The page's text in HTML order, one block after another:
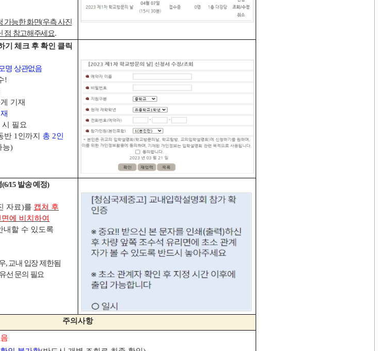
가능한 화면(우측 사진
점 참고해주세요.
기 체크 후 확인 클릭
명 상관없음
!
기재
필요
반 1 인까지 총 2인
능)
(6/15 발송 예정)
자료)를 캡쳐 후
에 비치하여
내할 수 있도록
, 교내 입장 제한됨
유선 문의 필요
주의사항